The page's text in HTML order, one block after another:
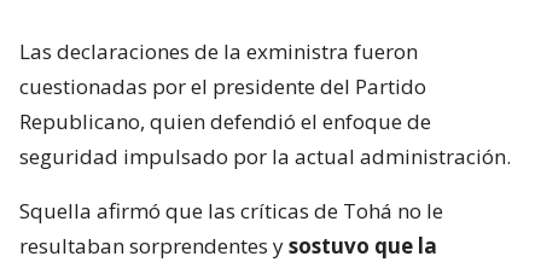
Las declaraciones de la exministra fueron
cuestionadas por el presidente del Partido
Republicano, quien defendió el enfoque de
seguridad impulsado por la actual administración.
Squella afirmó que las críticas de Tohá no le
resultaban sorprendentes ysostuvo que la